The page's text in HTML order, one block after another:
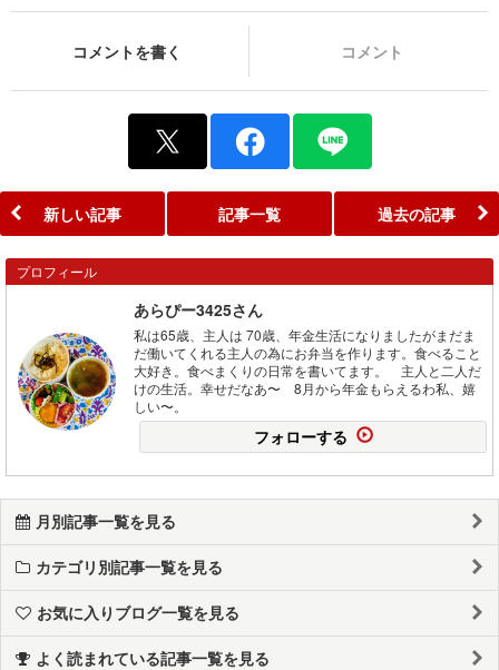
コメントを書く コメント
新しい記事 記事一覧 過去の記事
プロフィール
あらぴー3425さん
私は65歳、主人は 70歳、年金生活になりましたがまだま
だ働いてくれる主人の為にお弁当を作ります。食べること
大好き。食べまくりの日常を書いてます。 主人と二人だ
けの生活。幸せだなあ〜 8月から年金もらえるわ私、嬉
しい〜。
フォローする
月別記事一覧を見る
カテゴリ別記事一覧を見る
お気に入りブログ一覧を見る
よく読まれている記事一覧を見る